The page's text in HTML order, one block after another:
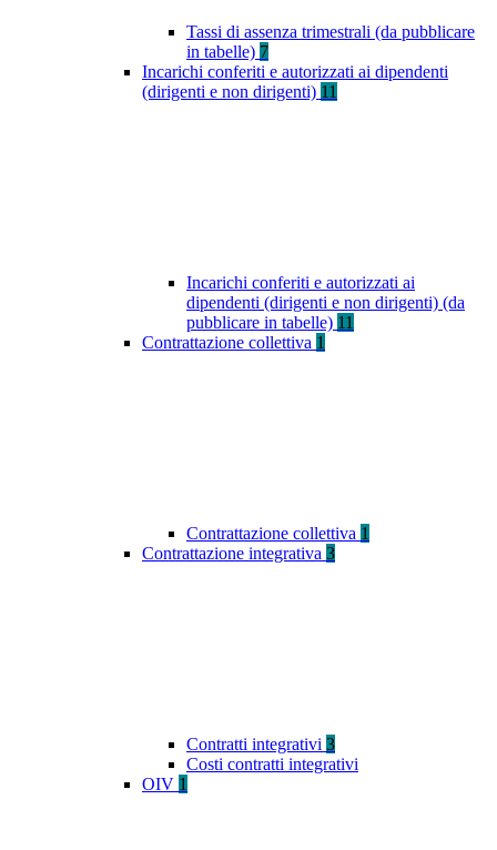
Tassi di assenza trimestrali (da pubblicare
in tabelle) 7
Incarichi conferiti e autorizzati ai dipendenti
(dirigenti e non dirigenti) 11
Incarichi conferiti e autorizzati ai
dipendenti (dirigenti e non dirigenti) (da
pubblicare in tabelle) 11
Contrattazione collettiva 1
Contrattazione collettiva 1
Contrattazione integrativa 3
Contratti integrativi 3
Costi contratti integrativi
OIV 1